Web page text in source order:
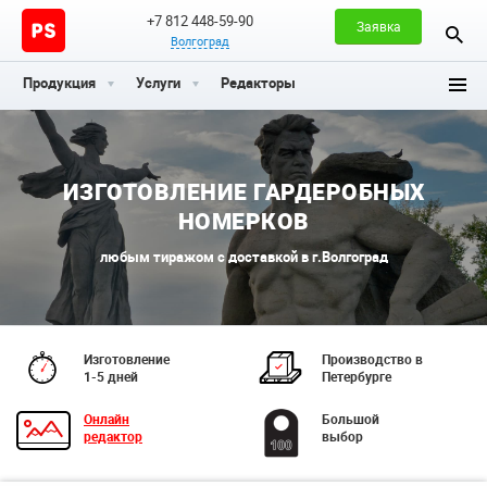
+7 812 448-59-90
Волгоград
Заявка
Продукция Услуги Редакторы
ИЗГОТОВЛЕНИЕ ГАРДЕРОБНЫХ
НОМЕРКОВ
любым тиражом с доставкой в г.Волгоград
Изготовление
1-5 дней
Производство в
Петербурге
Онлайн
редактор
Большой
выбор